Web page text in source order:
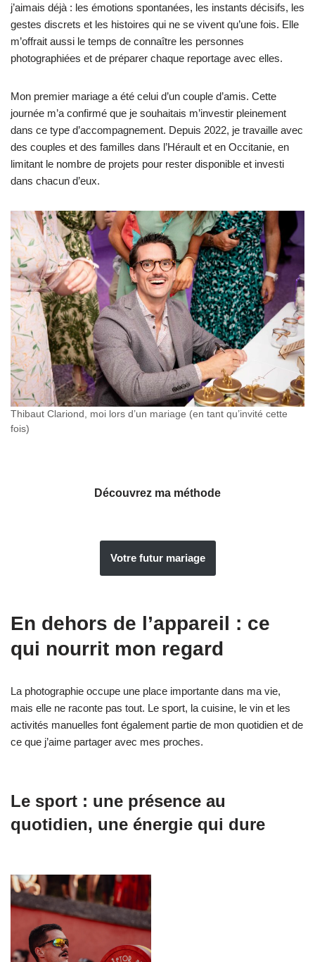
j’aimais déjà : les émotions spontanées, les instants décisifs, les
gestes discrets et les histoires qui ne se vivent qu’une fois. Elle
m’offrait aussi le temps de connaître les personnes
photographiées et de préparer chaque reportage avec elles.
Mon premier mariage a été celui d’un couple d’amis. Cette
journée m’a confirmé que je souhaitais m’investir pleinement
dans ce type d’accompagnement. Depuis 2022, je travaille avec
des couples et des familles dans l’Hérault et en Occitanie, en
limitant le nombre de projets pour rester disponible et investi
dans chacun d’eux.
Thibaut Clariond, moi lors d’un mariage (en tant qu’invité cette
fois)
Découvrez ma méthode
Votre futur mariage
En dehors de l’appareil : ce
qui nourrit mon regard
La photographie occupe une place importante dans ma vie,
mais elle ne raconte pas tout. Le sport, la cuisine, le vin et les
activités manuelles font également partie de mon quotidien et de
ce que j’aime partager avec mes proches.
Le sport : une présence au
quotidien, une énergie qui dure